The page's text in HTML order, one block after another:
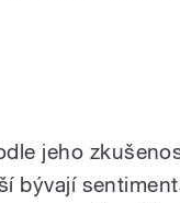
jeho
bývají